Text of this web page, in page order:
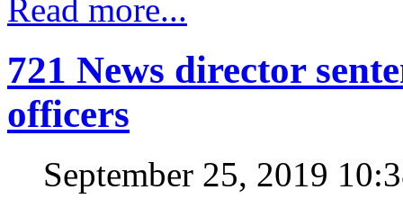
Read more...
721 News director
officers
September 25, 2019